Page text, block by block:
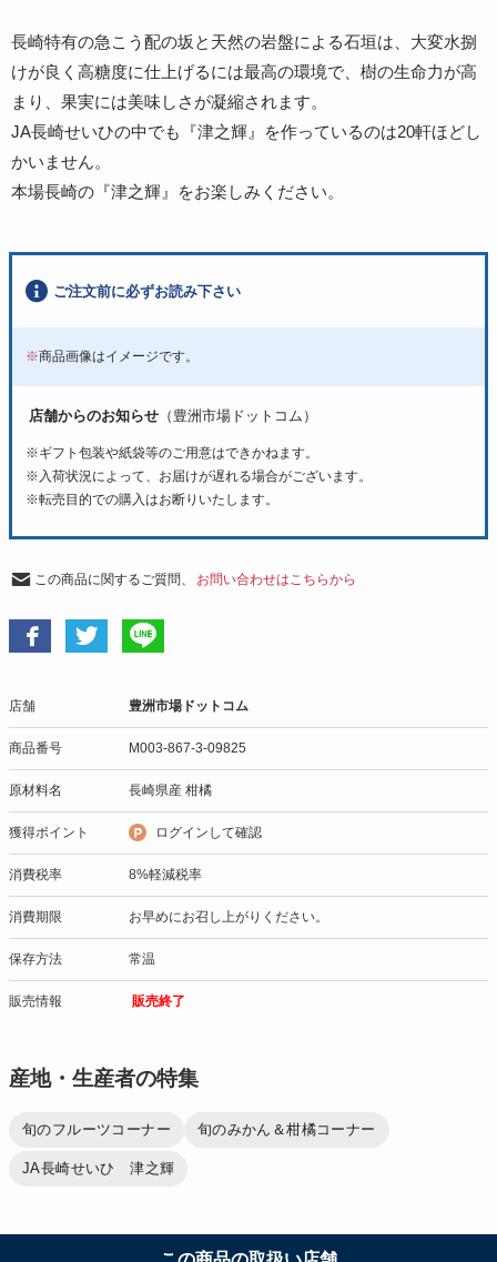
長崎特有の急こう配の坂と天然の岩盤による石垣は、大変水捌
けが良く高糖度に仕上げるには最高の環境で、樹の生命力が高
まり、果実には美味しさが凝縮されます。
JA長崎せいひの中でも『津之輝』を作っているのは20軒ほどし
かいません。
本場長崎の『津之輝』をお楽しみください。
ご注文前に必ずお読み下さい
※商品画像はイメージです。
店舗からのお知らせ （豊洲市場ドットコム）
※ギフト包装や紙袋等のご用意はできかねます。
※入荷状況によって、お届けが遅れる場合がございます。
※転売目的での購入はお断りいたします。
この商品に関するご質問、 お問い合わせはこちらから
店舗 豊洲市場ドットコム
商品番号 M003-867-3-09825
原材料名 長崎県産 柑橘
獲得ポイント ログインして確認
消費税率 8%軽減税率
消費期限 お早めにお召し上がりください。
保存方法 常温
販売情報 販売終了
産地・生産者の特集
旬のフルーツコーナー 旬のみかん＆柑橘コーナー
JA長崎せいひ 津之輝